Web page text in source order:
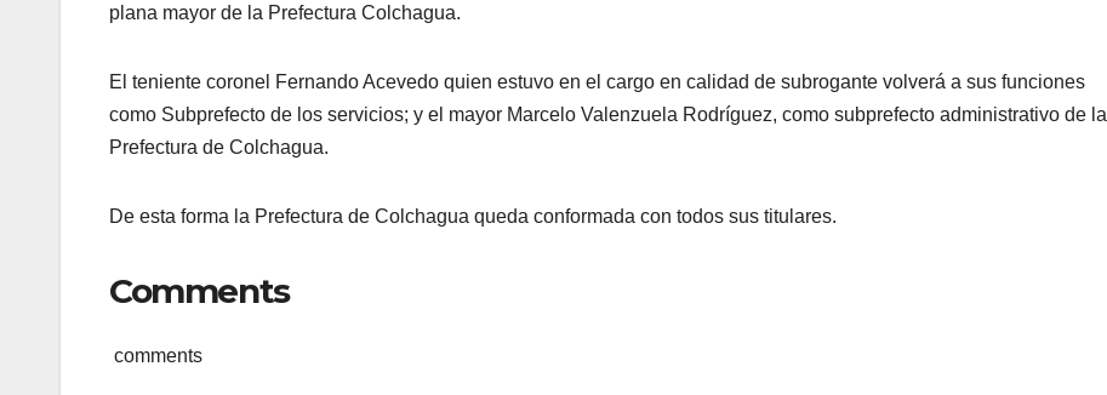
plana mayor de la Prefectura Colchagua.
El teniente coronel Fernando Acevedo quien estuvo en el cargo en calidad de subrogante volverá a sus funciones
como Subprefecto de los servicios; y el mayor Marcelo Valenzuela Rodríguez, como subprefecto administrativo de la
Prefectura de Colchagua.
De esta forma la Prefectura de Colchagua queda conformada con todos sus titulares.
Comments
comments